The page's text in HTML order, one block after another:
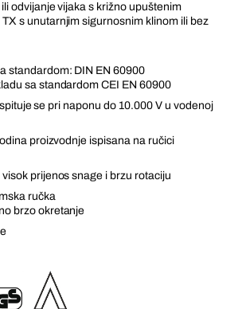
odvijanje vijaka s križno upuštenim
s unutarnjim sigurnosnim klinom ili bez
standardom: DIN EN 60900
sa standardom CEI EN 60900
se pri naponu do 10.000 V u vodenoj
proizvodnje ispisana na ručici
prijenos snage i brzu rotaciju
ručka
brzo okretanje